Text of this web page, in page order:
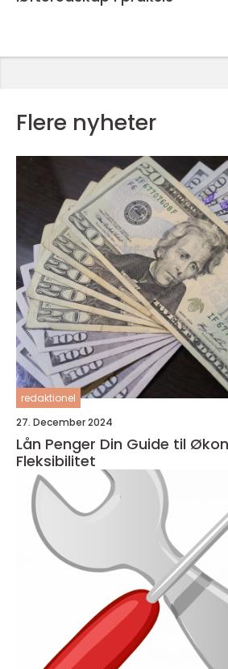
Flere nyheter
redaktionel
27. December 2024
Lån Penger Din Guide til Økonomisk
Fleksibilitet